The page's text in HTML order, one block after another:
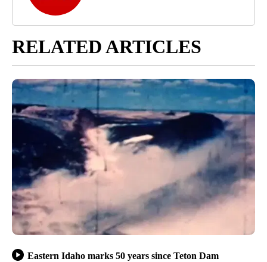
RELATED ARTICLES
Eastern Idaho marks 50 years since Teton Dam